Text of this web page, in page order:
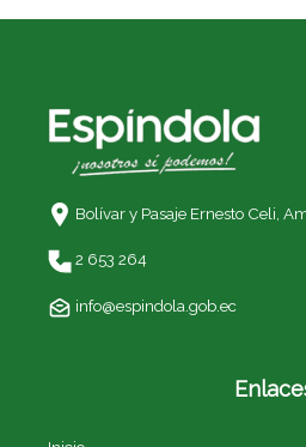
Bolívar y Pasaje Ernesto Celi,
2 653 264
info@espindola.gob.ec